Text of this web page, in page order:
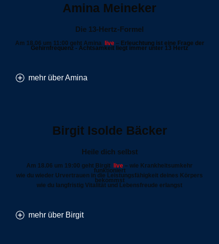
Amina Meineker
Die 13-Hertz-Formel
Am 18.06 um 11:00 geht Amina live – Erleuchtung ist eine Frage der
Gehirnfrequenz - Achtsamkeit liegt immer unter 13 Hertz
mehr über Amina
Birgit Isolde Bäcker
Heile dich selbst
Am 18.06 um 19:00 geht Birgit live – wie Krankheitsumkehr
funktioniert
wie du wieder Urvertrauen in die Leistungsfähigkeit deines Körpers
bekommst
wie du langfristig Vitalität und Lebensfreude erlangst
mehr über Birgit